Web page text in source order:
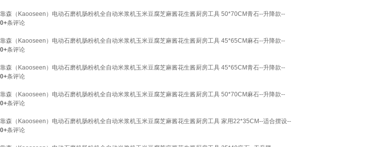
靠森（Kaooseen）电动石磨机肠粉机全自动米浆机玉米豆腐芝麻酱花生酱厨房工具 50*70CM青石--升降款--
0+条评论
靠森（Kaooseen）电动石磨机肠粉机全自动米浆机玉米豆腐芝麻酱花生酱厨房工具 45*65CM麻石--升降款--
0+条评论
靠森（Kaooseen）电动石磨机肠粉机全自动米浆机玉米豆腐芝麻酱花生酱厨房工具 45*65CM青石--升降款--
0+条评论
靠森（Kaooseen）电动石磨机肠粉机全自动米浆机玉米豆腐芝麻酱花生酱厨房工具 50*70CM麻石--升降款--
0+条评论
靠森（Kaooseen）电动石磨机肠粉机全自动米浆机玉米豆腐芝麻酱花生酱厨房工具 家用22*35CM--适合摆设--
0+条评论